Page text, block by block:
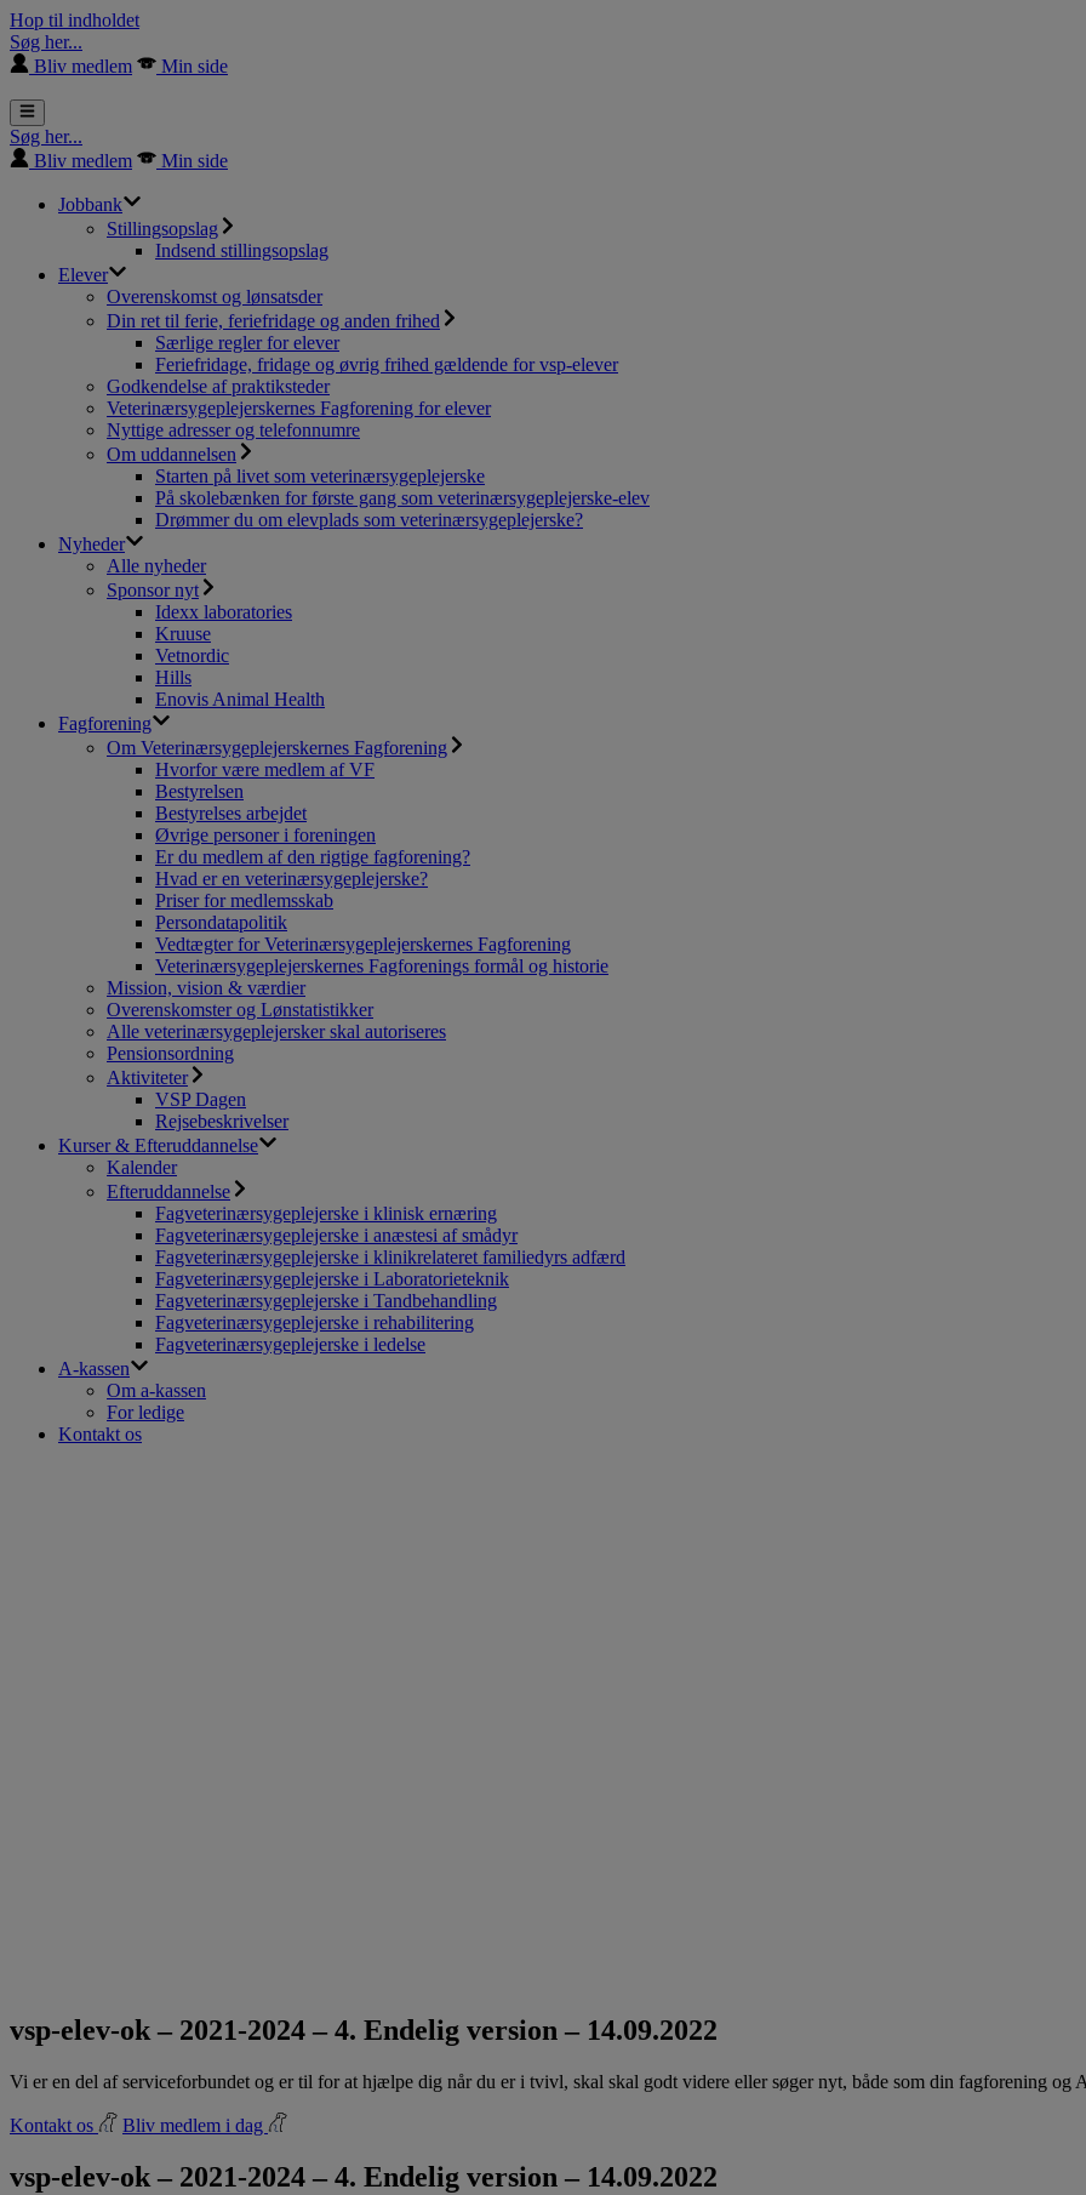
Hop til indholdet
Søg her...
Bliv medlem
Min side
Søg her...
Bliv medlem
Min side
Jobbank
Stillingsopslag
Indsend stillingsopslag
Elever
Overenskomst og lønsatsder
Din ret til ferie, feriefridage og anden frihed
Særlige regler for elever
Feriefridage, fridage og øvrig frihed gældende for vsp-elever
Godkendelse af praktiksteder
Veterinærsygeplejerskernes Fagforening for elever
Nyttige adresser og telefonnumre
Om uddannelsen
Starten på livet som veterinærsygeplejerske
På skolebænken for første gang som veterinærsygeplejerske-elev
Drømmer du om elevplads som veterinærsygeplejerske?
Nyheder
Alle nyheder
Sponsor nyt
Idexx laboratories
Kruuse
Vetnordic
Hills
Enovis Animal Health
Fagforening
Om Veterinærsygeplejerskernes Fagforening
Hvorfor være medlem af VF
Bestyrelsen
Bestyrelses arbejdet
Øvrige personer i foreningen
Er du medlem af den rigtige fagforening?
Hvad er en veterinærsygeplejerske?
Priser for medlemsskab
Persondatapolitik
Vedtægter for Veterinærsygeplejerskernes Fagforening
Veterinærsygeplejerskernes Fagforenings formål og historie
Mission, vision & værdier
Overenskomster og Lønstatistikker
Alle veterinærsygeplejersker skal autoriseres
Pensionsordning
Aktiviteter
VSP Dagen
Rejsebeskrivelser
Kurser & Efteruddannelse
Kalender
Efteruddannelse
Fagveterinærsygeplejerske i klinisk ernæring
Fagveterinærsygeplejerske i anæstesi af smådyr
Fagveterinærsygeplejerske i klinikrelateret familiedyrs adfærd
Fagveterinærsygeplejerske i Laboratorieteknik
Fagveterinærsygeplejerske i Tandbehandling
Fagveterinærsygeplejerske i rehabilitering
Fagveterinærsygeplejerske i ledelse
A-kassen
Om a-kassen
For ledige
Kontakt os
vsp-elev-ok – 2021-2024 – 4. Endelig version – 14.09.2022
Vi er en del af serviceforbundet og er til for at hjælpe dig når du er i tvivl, skal skal godt videre eller søger nyt, både som din fagforening og
Kontakt os Bliv medlem i dag
vsp-elev-ok – 2021-2024 – 4. Endelig version – 14.09.2022